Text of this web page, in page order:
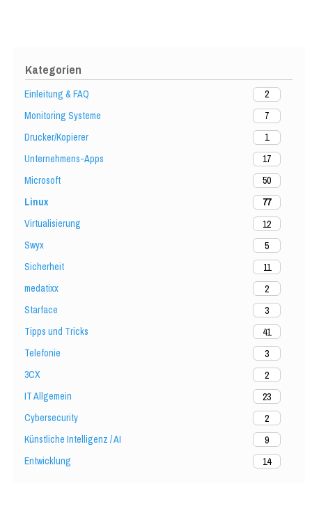
Kategorien
Einleitung & FAQ
2
Monitoring Systeme
7
Drucker/Kopierer
1
Unternehmens-Apps
17
Microsoft
50
Linux
77
Virtualisierung
12
Swyx
5
Sicherheit
11
medatixx
2
Starface
3
Tipps und Tricks
41
Telefonie
3
3CX
2
IT Allgemein
23
Cybersecurity
2
Künstliche Intelligenz / AI
9
Entwicklung
14